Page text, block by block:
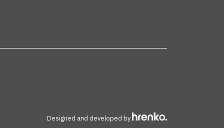
Designed and developed by